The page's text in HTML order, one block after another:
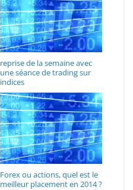
reprise de la semaine avec
une séance de trading sur
indices
Forex ou actions, quel est le
meilleur placement en 2014 ?